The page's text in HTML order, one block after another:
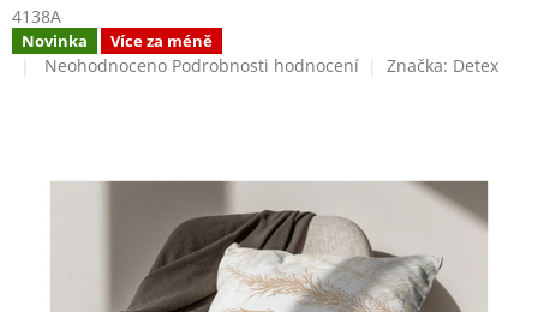
4138A
Novinka Více za méně
Průměrné
z
Neohodnoceno Podrobnosti hodnocení Značka: Detex